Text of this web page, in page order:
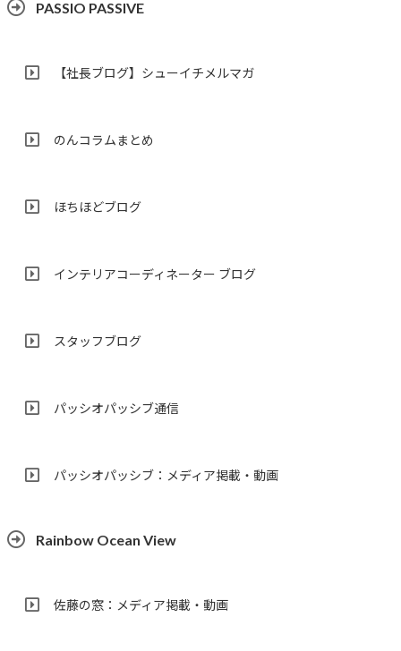
PASSIO PASSIVE
【社長ブログ】シューイチメルマガ
のんコラムまとめ
ほちほどブログ
インテリアコーディネーター ブログ
スタッフブログ
パッシオパッシブ通信
パッシオパッシブ：メディア掲載・動画
Rainbow Ocean View
佐藤の窓：メディア掲載・動画